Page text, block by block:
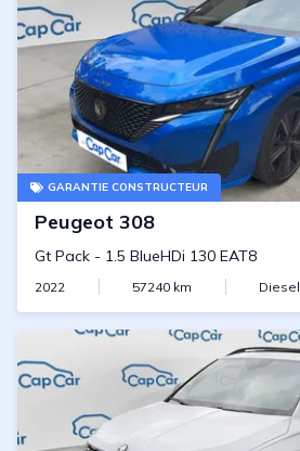
GARANTIE CONSTRUCTEUR
Peugeot 308
Gt Pack - 1.5 BlueHDi 130 EAT8
2022 57240 km Diesel